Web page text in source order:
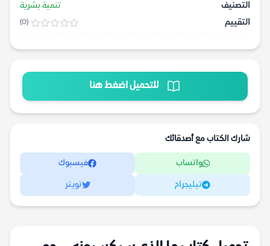
التصنيف
تنمية بشرية
التقييم
(0)
للتحميل اضغط هنا
شارك الكتاب مع أصدقائك
واتساب فيسبوك
تيليجرام تويتر